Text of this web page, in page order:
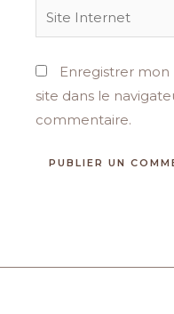
Site
Internet
Enregistrer
site dans le
commentaire.